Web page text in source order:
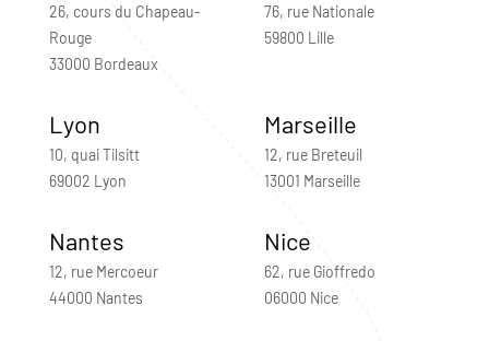
26, cours du Chapeau-
Rouge
33000 Bordeaux
76, rue Nationale
59800 Lille
Lyon
10, quai Tilsitt
69002 Lyon
Marseille
12, rue Breteuil
13001 Marseille
Nantes
12, rue Mercoeur
44000 Nantes
Nice
62, rue Gioffredo
06000 Nice